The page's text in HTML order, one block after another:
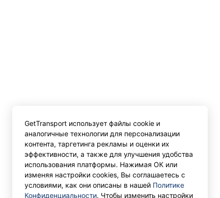
GetTransport использует файлы cookie и
аналогичные технологии для персонализации
контента, таргетинга рекламы и оценки их
эффективности, а также для улучшения удобства
использования платформы. Нажимая ОК или
изменяя настройки cookies, Вы соглашаетесь с
условиями, как они описаны в нашей Политике
Конфиденциальности. Чтобы изменить настройки